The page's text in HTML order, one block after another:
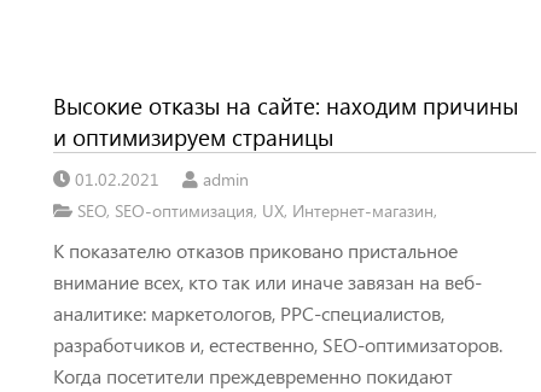
Высокие отказы на сайте: находим причины
и оптимизируем страницы
01.02.2021
admin
SEO, SEO-оптимизация, UX, Интернет-магазин,
К показателю отказов приковано пристальное
внимание всех, кто так или иначе завязан на веб-
аналитике: маркетологов, PPC-специалистов,
разработчиков и, естественно, SEO-оптимизаторов.
Когда посетители преждевременно покидают